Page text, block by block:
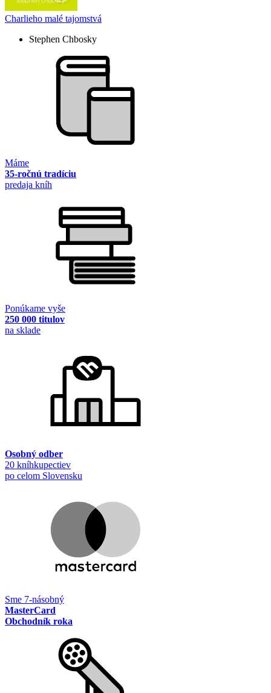
Charlieho malé tajomstvá
Stephen Chbosky
Máme
35-ročnú tradíciu
predaja kníh
Ponúkame vyše
250 000 titulov
na sklade
Osobný odber
20 kníhkupectiev
po celom Slovensku
Sme 7-násobný
MasterCard
Obchodník roka